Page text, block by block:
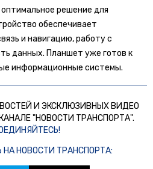
решение для
обеспечивает
и навигацию, работу с
данных. Планшет уже готов к
информационные системы.
И ЭКСКЛЮЗИВНЫХ ВИДЕО
"НОВОСТИ ТРАНСПОРТА".
НОВОСТИ ТРАНСПОРТА: